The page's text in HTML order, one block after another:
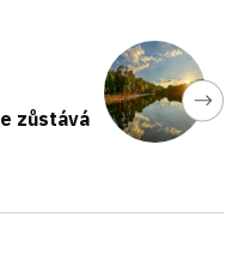
zůstává